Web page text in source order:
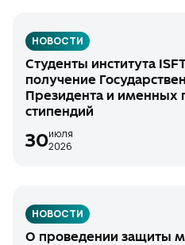
НОВОСТИ
Студенты института
получение
Президента и именных
стипендий
30июля
2026
НОВОСТИ
О проведении защиты